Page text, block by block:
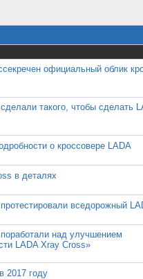
официальный облик
такого, чтобы сделать
о кроссовере LADA
в деталях
вседорожный
над улучшением
LADA Xray Cross»
2017 году